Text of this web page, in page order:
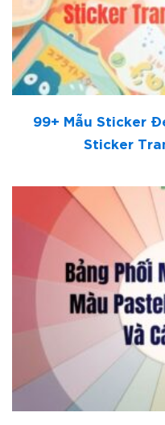
99+ Mẫu Sticker
Sticker